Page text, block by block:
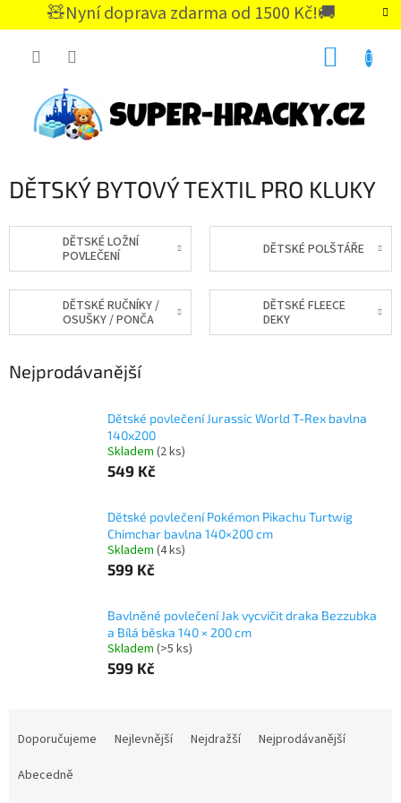
🧸Nyní doprava zdarma od 1500 Kč!🚚
CZK
DĚTSKÝ BYTOVÝ TEXTIL PRO KLUKY
DĚTSKÉ LOŽNÍ
POVLEČENÍ
DĚTSKÉ POLŠTÁŘE
DĚTSKÉ RUČNÍKY /
OSUŠKY / PONČA
DĚTSKÉ FLEECE
DEKY
Nejprodávanější
Dětské povlečení Jurassic World T-Rex bavlna
140x200
Skladem (2 ks)
549 Kč
Dětské povlečení Pokémon Pikachu Turtwig
Chimchar bavlna 140×200 cm
Skladem (4 ks)
599 Kč
Bavlněné povlečení Jak vycvičit draka Bezzubka
a Bílá běska 140 × 200 cm
Skladem (>5 ks)
599 Kč
Doporučujeme Nejlevnější Nejdražší
Nejprodávanější
Abecedně